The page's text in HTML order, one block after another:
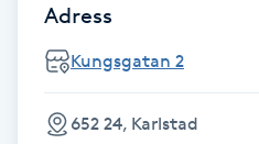
Hyperhidros
Hypnos
Adress
Kungsgatan 2
652 24, Karlstad